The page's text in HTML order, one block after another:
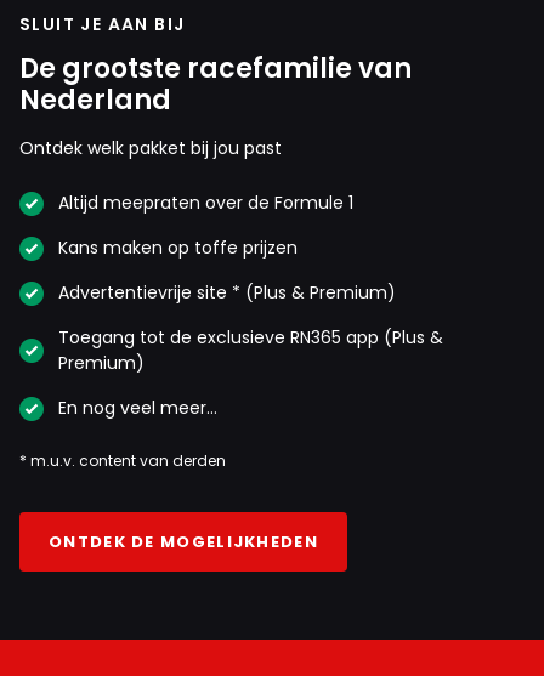
SLUIT JE AAN BIJ
De grootste racefamilie van
Nederland
Ontdek welk pakket bij jou past
Altijd meepraten over de Formule 1
Kans maken op toffe prijzen
Advertentievrije site * (Plus & Premium)
Toegang tot de exclusieve RN365 app (Plus &
Premium)
En nog veel meer…
* m.u.v. content van derden
ONTDEK DE MOGELIJKHEDEN